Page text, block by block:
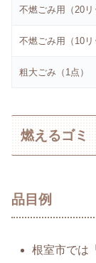
不燃ごみ用（20リ
不燃ごみ用（10リ
粗大ごみ（1点）
燃えるゴミ
品目例
根室市では